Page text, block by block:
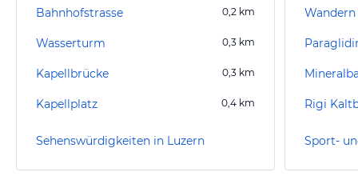
Bahnhofstrasse 0,2 km
Wasserturm 0,3 km
Kapellbrücke 0,3 km
Kapellplatz 0,4 km
Sehenswürdigkeiten in Luzern
Rigi
Sport-